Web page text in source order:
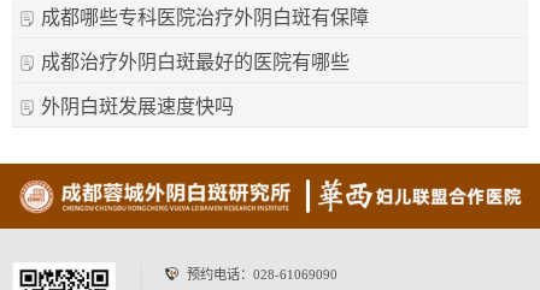
成都哪些专科医院治疗外阴白斑有保障
成都治疗外阴白斑最好的医院有哪些
外阴白斑发展速度快吗
预约电话： 028-61069090